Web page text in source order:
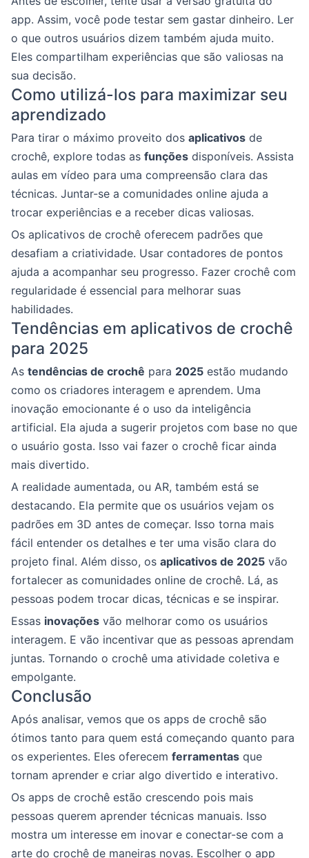
app. Assim, você pode testar sem gastar dinheiro. Ler
o que outros usuários dizem também ajuda muito.
Eles compartilham experiências que são valiosas na
sua decisão.
Como utilizá-los para maximizar seu
aprendizado
Para tirar o máximo proveito dos aplicativos de
crochê, explore todas as funções disponíveis. Assista
aulas em vídeo para uma compreensão clara das
técnicas. Juntar-se a comunidades online ajuda a
trocar experiências e a receber dicas valiosas.
Os aplicativos de crochê oferecem padrões que
desafiam a criatividade. Usar contadores de pontos
ajuda a acompanhar seu progresso. Fazer crochê com
regularidade é essencial para melhorar suas
habilidades.
Tendências em aplicativos de crochê
para 2025
As tendências de crochê para 2025 estão mudando
como os criadores interagem e aprendem. Uma
inovação emocionante é o uso da inteligência
artificial. Ela ajuda a sugerir projetos com base no que
o usuário gosta. Isso vai fazer o crochê ficar ainda
mais divertido.
A realidade aumentada, ou AR, também está se
destacando. Ela permite que os usuários vejam os
padrões em 3D antes de começar. Isso torna mais
fácil entender os detalhes e ter uma visão clara do
projeto final. Além disso, os aplicativos de 2025 vão
fortalecer as comunidades online de crochê. Lá, as
pessoas podem trocar dicas, técnicas e se inspirar.
Essas inovações vão melhorar como os usuários
interagem. E vão incentivar que as pessoas aprendam
juntas. Tornando o crochê uma atividade coletiva e
empolgante.
Conclusão
Após analisar, vemos que os apps de crochê são
ótimos tanto para quem está começando quanto para
os experientes. Eles oferecem ferramentas que
tornam aprender e criar algo divertido e interativo.
Os apps de crochê estão crescendo pois mais
pessoas querem aprender técnicas manuais. Isso
mostra um interesse em inovar e conectar-se com a
arte do crochê de maneiras novas. Escolher o app